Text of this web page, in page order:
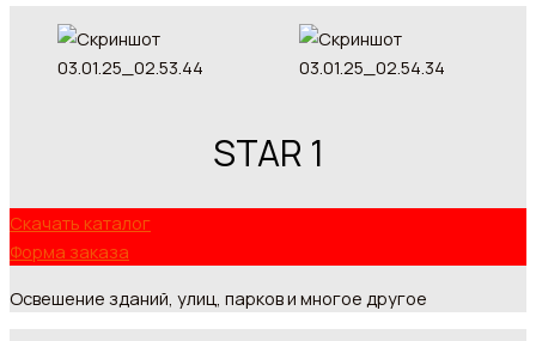
STAR 1
Скачать каталог
Форма заказа
Освешение зданий, улиц, парков и многое другое